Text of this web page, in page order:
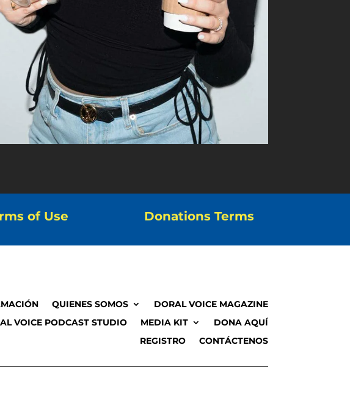
of Use Donations Terms
QUIENES SOMOS
DORAL VOICE MAGAZINE
VOICE PODCAST STUDIO MEDIA KIT
DONA AQUÍ
REGISTRO
CONTÁCTENOS